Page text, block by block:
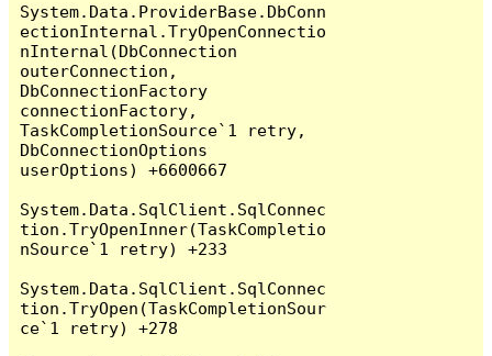
System.Data.ProviderBase.DbConn
ectionInternal.TryOpenConnectio
nInternal(DbConnection
outerConnection,
DbConnectionFactory
connectionFactory,
TaskCompletionSource`1 retry,
DbConnectionOptions
userOptions) +6600667
System.Data.SqlClient.SqlConnec
tion.TryOpenInner(TaskCompletio
nSource`1 retry) +233
System.Data.SqlClient.SqlConnec
tion.TryOpen(TaskCompletionSour
ce`1 retry) +278